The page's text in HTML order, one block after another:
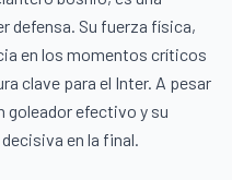
defensa. Su fuerza física,
en los momentos críticos
clave para el Inter. A pesar
goleador efectivo y su
en la final.